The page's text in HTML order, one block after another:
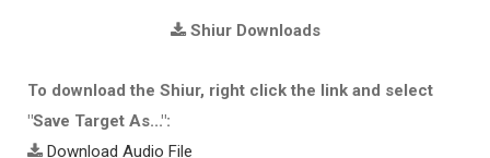
Shiur Downloads
To download the Shiur, right click the link and select
"Save Target As...":
Download Audio File